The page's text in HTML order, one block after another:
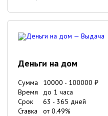
Деньги на дом
Сумма 10000 - 100000 ₽
Время
до 1 часа
Срок
63 - 365 дней
Ставка
от0.49%